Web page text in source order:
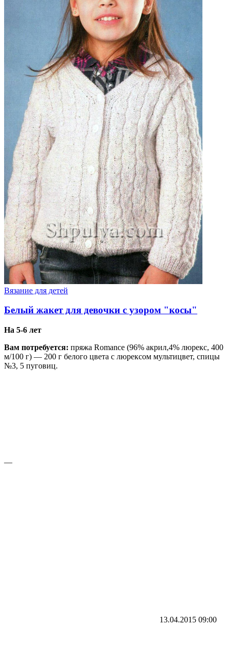
Вязание для детей
Белый жакет для девочки с узором "косы"
На 5-6 лет
Вам потребуется: пряжа Romance (96% акрил,4% люрекс, 400
м/100 г) — 200 г белого цвета с люрексом мультицвет, спицы
№3, 5 пуговиц.
—
13.04.2015 09:00